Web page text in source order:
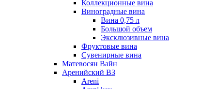
Коллекционные вина
Виноградные вина
Вина 0,75 л
Большой объем
Эксклюзивные вина
Фруктовые вина
Cувенирные вина
Матевосян Вайн
Аренийский ВЗ
Areni